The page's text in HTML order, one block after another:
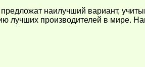
наилучший вариант,
лучших производителей в мире.